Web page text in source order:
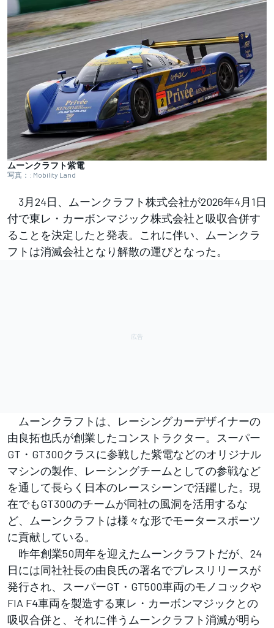
ムーンクラフト紫電
写真：: Mobility Land
3月24日、ムーンクラフト株式会社が2026年4月1日
付で東レ・カーボンマジック株式会社と吸収合併す
ることを決定したと発表。これに伴い、ムーンクラ
フトは消滅会社となり解散の運びとなった。
ムーンクラフトは、レーシングカーデザイナーの
由良拓也氏が創業したコンストラクター。スーパー
GT・GT300クラスに参戦した紫電などのオリジナル
マシンの製作、レーシングチームとしての参戦など
を通して長らく日本のレースシーンで活躍した。現
在でもGT300のチームが同社の風洞を活用するな
ど、ムーンクラフトは様々な形でモータースポーツ
に貢献している。
昨年創業50周年を迎えたムーンクラフトだが、24
日には同社社長の由良氏の署名でプレスリリースが
発行され、スーパーGT・GT500車両のモノコックや
FIA F4車両を製造する東レ・カーボンマジックとの
吸収合併と、それに伴うムーンクラフト消滅が明ら